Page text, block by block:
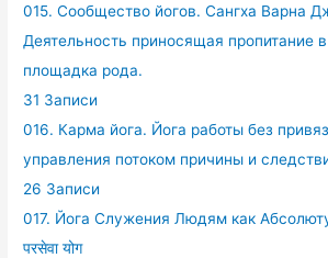
015. Сообщество йогов. Сангха Варна
Деятельность приносящая пропитание
площадка рода.
31 Записи
016. Карма йога. Йога работы без
управления потоком причины и
26 Записи
017. Йога Служения Людям как
परसेवा योग